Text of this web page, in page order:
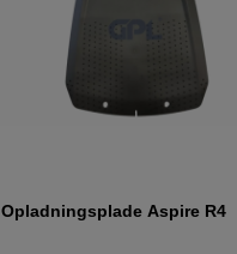
Opladningsplade Aspire R4